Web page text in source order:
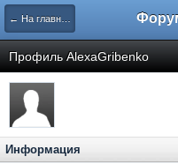
← На главную
Профиль AlexaGribenko
Информация